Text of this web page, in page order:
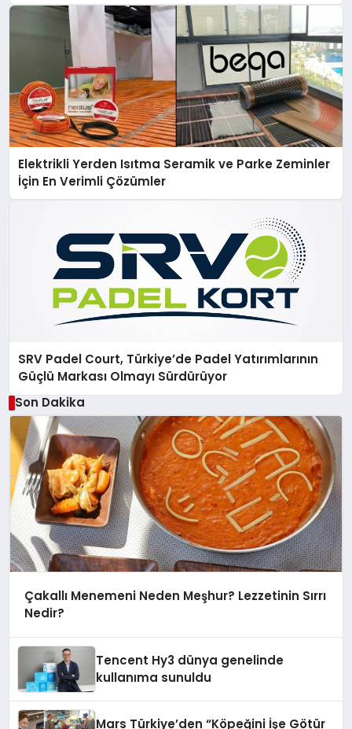
Elektrikli Yerden Isıtma Seramik ve Parke Zeminler
İçin En Verimli Çözümler
SRV Padel Court, Türkiye’de Padel Yatırımlarının
Güçlü Markası Olmayı Sürdürüyor
Son Dakika
Çakallı Menemeni Neden Meşhur? Lezzetinin Sırrı
Nedir?
Tencent Hy3 dünya genelinde
kullanıma sunuldu
Mars Türkiye’den “Köpeğini İşe Götür